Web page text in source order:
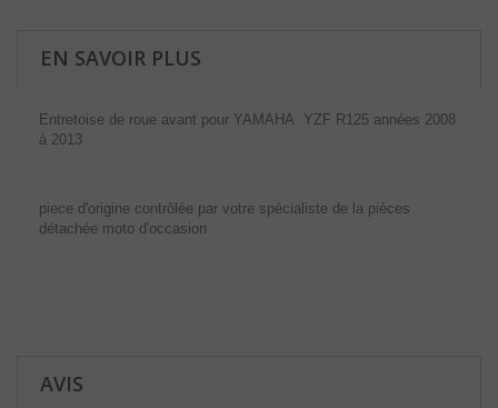
EN SAVOIR PLUS
Entretoise de roue avant pour YAMAHA YZF R125 années 2008
à 2013
piece d'origine contrôlée par votre spécialiste de la pièces
détachée moto d'occasion
AVIS